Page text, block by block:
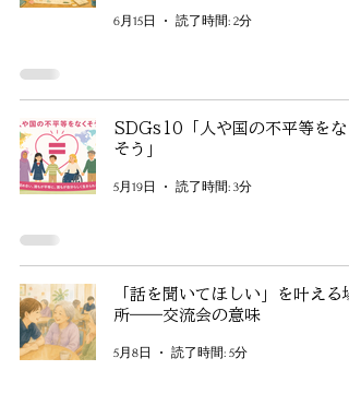
6月15日 読了時間: 2分
SDGs10「人や国の不平等をな
そう」
5月19日 読了時間: 3分
「話を聞いてほしい」を叶える
所――交流会の意味
5月8日 読了時間: 5分